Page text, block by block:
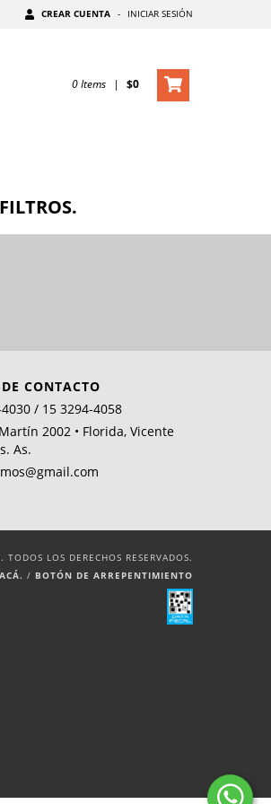
CREAR CUENTA - INICIAR SESIÓN
0Items | $0
CONTACTO
/ 15 3294-4058
2002 • Florida, Vicente
As.
LOS DERECHOS RESERVADOS.
/ BOTÓN DE ARREPENTIMIENTO